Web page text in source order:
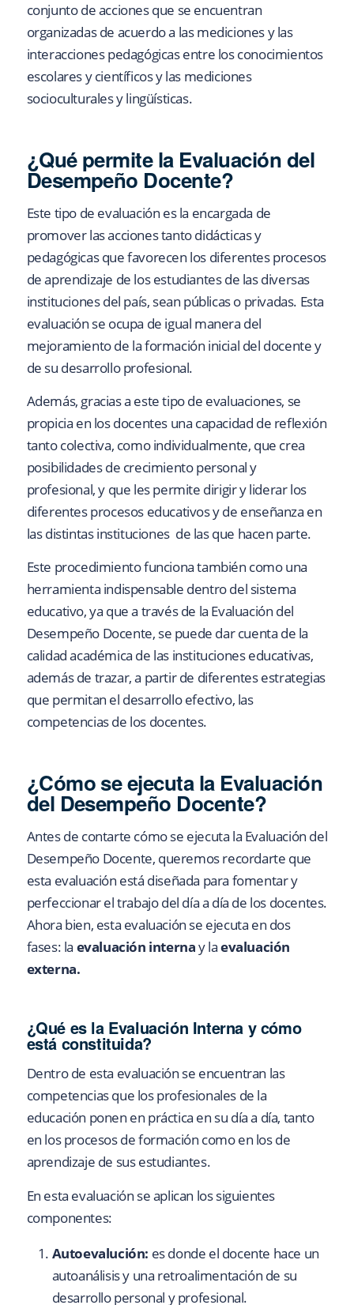
conjunto de acciones que se encuentran
organizadas de acuerdo a las mediciones y las
interacciones pedagógicas entre los conocimientos
escolares y científicos y las mediciones
socioculturales y lingüísticas.
¿Qué permite la Evaluación del
Desempeño Docente?
Este tipo de evaluación es la encargada de
promover las acciones tanto didácticas y
pedagógicas que favorecen los diferentes procesos
de aprendizaje de los estudiantes de las diversas
instituciones del país, sean públicas o privadas. Esta
evaluación se ocupa de igual manera del
mejoramiento de la formación inicial del docente y
de su desarrollo profesional.
Además, gracias a este tipo de evaluaciones, se
propicia en los docentes una capacidad de reflexión
tanto colectiva, como individualmente, que crea
posibilidades de crecimiento personal y
profesional, y que les permite dirigir y liderar los
diferentes procesos educativos y de enseñanza en
las distintas instituciones de las que hacen parte.
Este procedimiento funciona también como una
herramienta indispensable dentro del sistema
educativo, ya que a través de la Evaluación del
Desempeño Docente, se puede dar cuenta de la
calidad académica de las instituciones educativas,
además de trazar, a partir de diferentes estrategias
que permitan el desarrollo efectivo, las
competencias de los docentes.
¿Cómo se ejecuta la Evaluación
del Desempeño Docente?
Antes de contarte cómo se ejecuta la Evaluación del
Desempeño Docente, queremos recordarte que
esta evaluación está diseñada para fomentar y
perfeccionar el trabajo del día a día de los docentes.
Ahora bien, esta evaluación se ejecuta en dos
fases: la evaluación internay laevaluación
externa.
¿Qué es la Evaluación Interna y cómo
está constituida?
Dentro de esta evaluación se encuentran las
competencias que los profesionales de la
educación ponen en práctica en su día a día, tanto
en los procesos de formación como en los de
aprendizaje de sus estudiantes.
En esta evaluación se aplican los siguientes
componentes:
Autoevalución: es donde el docente hace un
autoanálisis y una retroalimentación de su
desarrollo personal y profesional.